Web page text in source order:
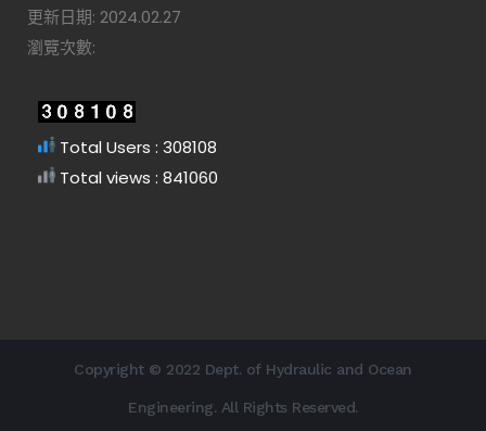
更新日期: 2024.02.27
瀏覽次數:
Total Users : 308108
Total views : 841060
Copyright © 2022 Dept. of Hydraulic and Ocean
Engineering. All Rights Reserved.